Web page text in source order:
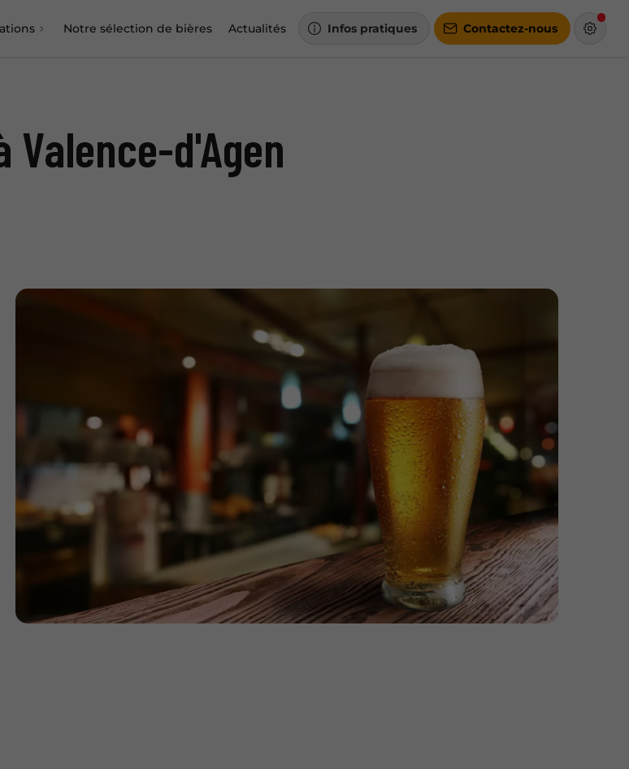
Notre sélection de bières Actualités Infos pratiques Contactez-nous
d'Agen